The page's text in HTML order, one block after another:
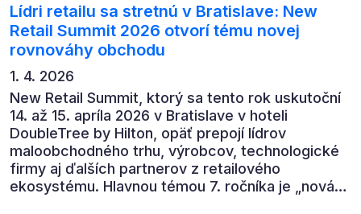
Lídri retailu sa stretnú v Bratislave: New
Retail Summit 2026 otvorí tému novej
rovnováhy obchodu
1. 4. 2026
New Retail Summit, ktorý sa tento rok uskutoční
14. až 15. apríla 2026 v Bratislave v hoteli
DoubleTree by Hilton, opäť prepojí lídrov
maloobchodného trhu, výrobcov, technologické
firmy aj ďalších partnerov z retailového
ekosystému. Hlavnou témou 7. ročníka je „nová